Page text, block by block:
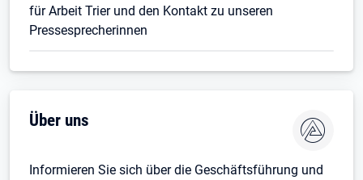
für Arbeit Trier und den Kontakt zu unseren
Pressesprecherinnen
Über uns
Informieren Sie sich über die Geschäftsführung und